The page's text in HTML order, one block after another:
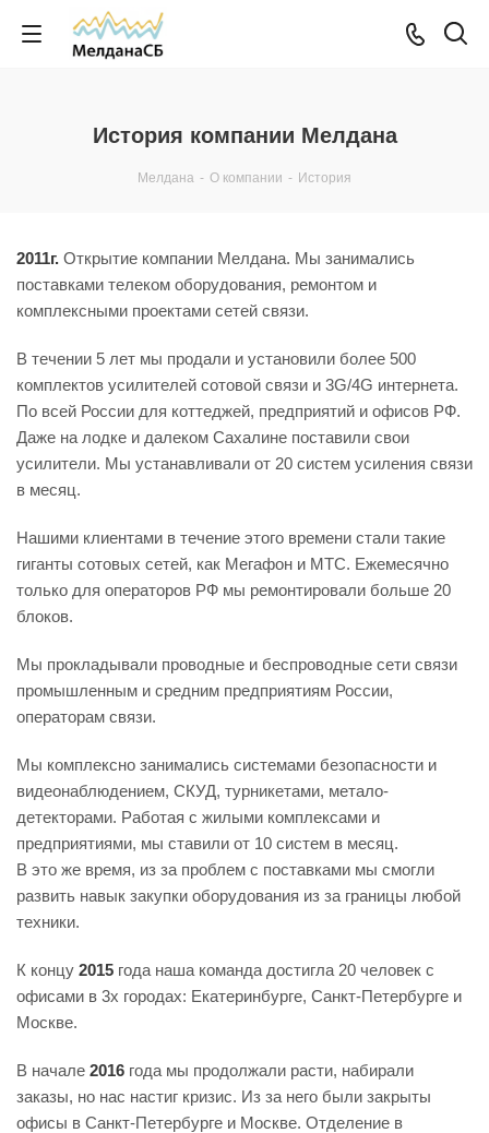
История компании Мелдана
Мелдана - О компании - История
2011г. Открытие компании Мелдана. Мы занимались
поставками телеком оборудования, ремонтом и
комплексными проектами сетей связи.
В течении 5 лет мы продали и установили более 500
комплектов усилителей сотовой связи и 3G/4G интернета.
По всей России для коттеджей, предприятий и офисов РФ.
Даже на лодке и далеком Сахалине поставили свои
усилители. Мы устанавливали от 20 систем усиления связи
в месяц.
Нашими клиентами в течение этого времени стали такие
гиганты сотовых сетей, как Мегафон и МТС. Ежемесячно
только для операторов РФ мы ремонтировали больше 20
блоков.
Мы прокладывали проводные и беспроводные сети связи
промышленным и средним предприятиям России,
операторам связи.
Мы комплексно занимались системами безопасности и
видеонаблюдением, СКУД, турникетами, метало-
детекторами. Работая с жилыми комплексами и
предприятиями, мы ставили от 10 систем в месяц.
В это же время, из за проблем с поставками мы смогли
развить навык закупки оборудования из за границы любой
техники.
К концу 2015 года наша команда достигла 20 человек с
офисами в 3х городах: Екатеринбурге, Санкт-Петербурге и
Москве.
В начале 2016 года мы продолжали расти, набирали
заказы, но нас настиг кризис. Из за него были закрыты
офисы в Санкт-Петербурге и Москве. Отделение в